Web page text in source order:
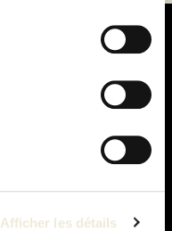
Afficher les détails